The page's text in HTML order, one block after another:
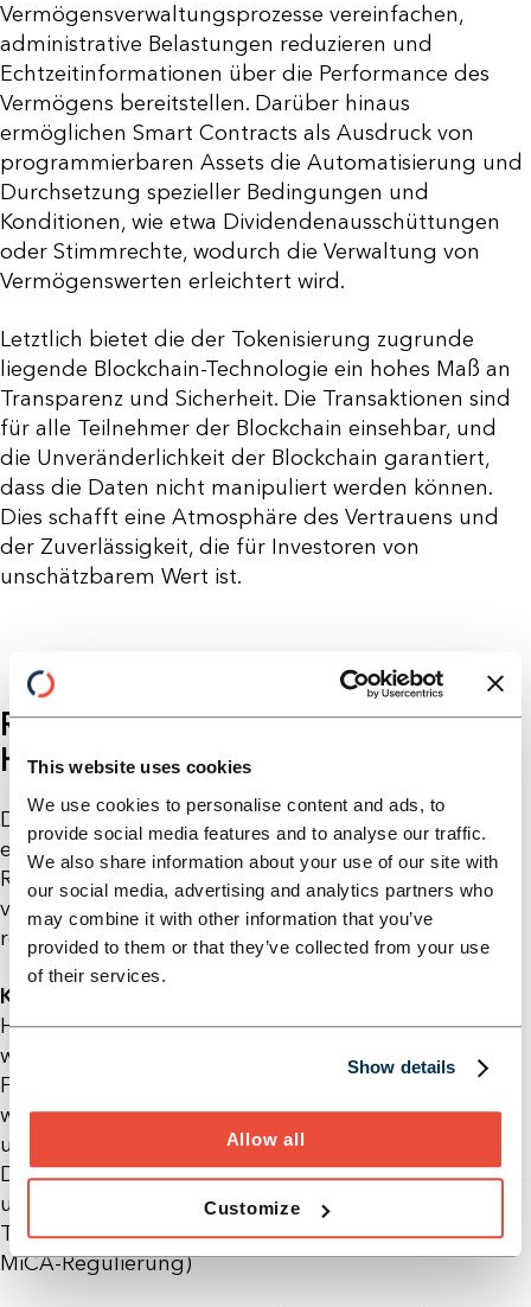
This website uses cookies
We use cookies to personalise content and ads, to
provide social media features and to analyse our traffic.
We also share information about your use of our site with
our social media, advertising and analytics partners who
may combine it with other information that you’ve
provided to them or that they’ve collected from your use
of their services.
Show details
Allow all
Customize
Vermögensverwaltungsprozesse vereinfachen,
administrative Belastungen reduzieren und
Echtzeitinformationen über die Performance des
Vermögens bereitstellen. Darüber hinaus
ermöglichen Smart Contracts als Ausdruck von
programmierbaren Assets die Automatisierung und
Durchsetzung spezieller Bedingungen und
Konditionen, wie etwa Dividendenausschüttungen
oder Stimmrechte, wodurch die Verwaltung von
Vermögenswerten erleichtert wird.
Letztlich bietet die der Tokenisierung zugrunde
liegende Blockchain-Technologie ein hohes Maß an
Transparenz und Sicherheit. Die Transaktionen sind
für alle Teilnehmer der Blockchain einsehbar, und
die Unveränderlichkeit der Blockchain garantiert,
dass die Daten nicht manipuliert werden können.
Dies schafft eine Atmosphäre des Vertrauens und
der Zuverlässigkeit, die für Investoren von
unschätzbarem Wert ist.
RECHTLICHE ASPEKTE UND
HERAUSFORDERUNGEN
Die Tokenisierung bewegt sich aktuell noch oft in
einer rechtlichen Grauzone, da die regulatorischen
Rahmenbedingungen in vielen Ländern noch nicht
vollständig geklärt sind. Hier sind einige der
rechtlichen Aspekte und Herausforderungen:
Klassifizierung von Token:
Herausforderungen besteht darin, zu bestimmen,
wie Token rechtlich klassifiziert werden. In einigen
Fällen können sie als Wertpapiere betrachtet
werden, was sie den Wertpapiergesetzen
unterwerfen würde. In anderen müssen neue
Definitionen und Rechtsrahmen geschaffen werden,
um den Anforderungen und Möglichkeiten der
Tokenisierung gerecht zu werden (Unser Post zur
MiCA-Regulierung)